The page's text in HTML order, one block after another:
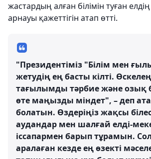
жастардың алған білімін туған
арнауы қажеттігін атап өтті.
"Президентіміз "Білім мен
жетудің ең басты кілті.
тағылымды тәрбие және озық
өте маңызды міндет", – деп
болатын. Өздеріңіз жақсы
аудандар мен шалғай елді-
іссапармен барып тұрамын. Сол
аралаған кезде ең өзекті